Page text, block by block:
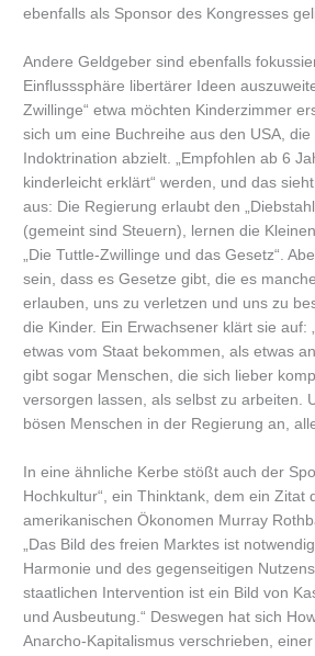
ebenfalls als Sponsor des Kongresses
Andere Geldgeber sind ebenfalls
Einflusssphäre libertärer Ideen
Zwillinge“ etwa möchten Kinderzimmer
sich um eine Buchreihe aus den USA,
Indoktrination abzielt. „Empfohlen ab 6
kinderleicht erklärt“ werden, und das
aus: Die Regierung erlaubt den
(gemeint sind Steuern), lernen die
„Die Tuttle-Zwillinge und das Gesetz“.
sein, dass es Gesetze gibt, die es
erlauben, uns zu verletzen und uns zu
die Kinder. Ein Erwachsener klärt sie auf:
etwas vom Staat bekommen, als etwas
gibt sogar Menschen, die sich lieber
versorgen lassen, als selbst zu arbeiten.
bösen Menschen in der Regierung an,
In eine ähnliche Kerbe stößt auch der
Hochkultur“, ein Thinktank, dem ein Zitat
amerikanischen Ökonomen Murray
„Das Bild des freien Marktes ist
Harmonie und des gegenseitigen
staatlichen Intervention ist ein Bild von
und Ausbeutung.“ Deswegen hat sich
Anarcho-Kapitalismus verschrieben,